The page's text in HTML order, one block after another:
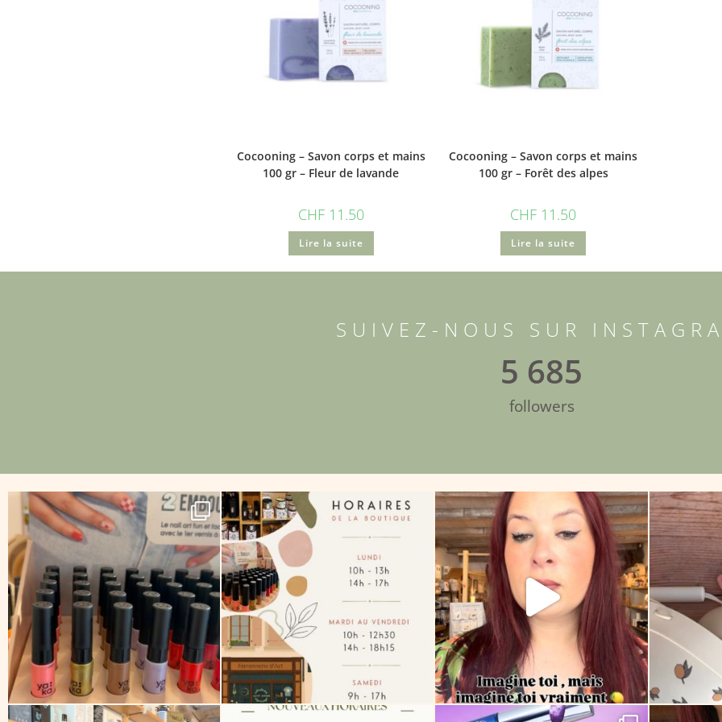
Cocooning – Savon corps et mains
100 gr – Fleur de lavande
CHF11.50
Lire la suite
Cocooning – Savon corps et mains
100 gr – Forêt des alpes
CHF 11.50
Lire la suite
SUIVEZ-NOUS SUR
followers
5 685